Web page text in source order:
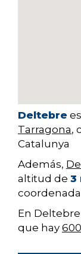
Deltebre
Tarragona,
Catalunya
Además,
altitud de 3
En
que hay